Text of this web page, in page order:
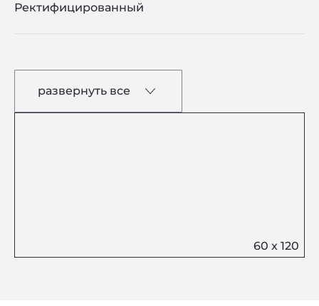
Ректифицированный
развернуть все